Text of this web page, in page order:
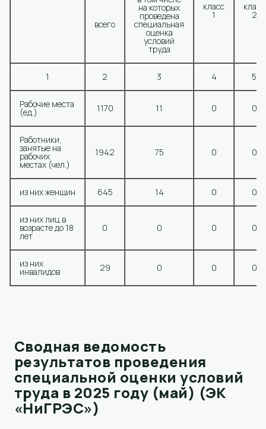
класс
1
класс
2
всего
на которых
проведена
специальная
оценка
условий
труда
1 2 3 4 5
Рабочие места
(ед.) 1170 11 0 0
Работники,
занятые на
рабочих
местах (чел.)
1942 75 0 0
из них женщин 645 14 0 0
из них лиц в
возрасте до 18
лет
0 0 0 0
из них
инвалидов 29 0 0 0
Сводная ведомость
результатов проведения
специальной оценки условий
труда в 2025 году (май) (ЭК
«НиГРЭС»)